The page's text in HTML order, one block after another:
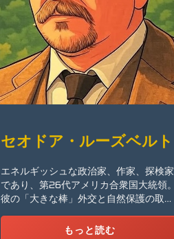
セオドア・ルーズベルト
エネルギッシュな政治家、作家、探検家
であり、第26代アメリカ合衆国大統領。
彼の「大きな棒」外交と自然保護の取り
もっと読む